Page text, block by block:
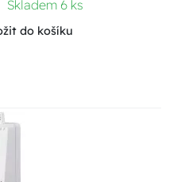
Skladem 6 ks
do košíku